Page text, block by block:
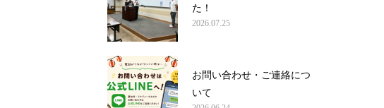
た！
2026.07.25
お問い合わせ・ご連絡につ
いて